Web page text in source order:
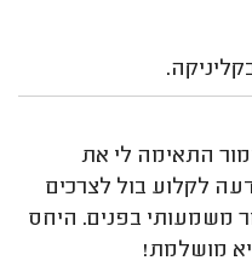
התאימה לי את
לקלוע בול לצרכים
משמעותי בפנים. היחס
מושלמת!